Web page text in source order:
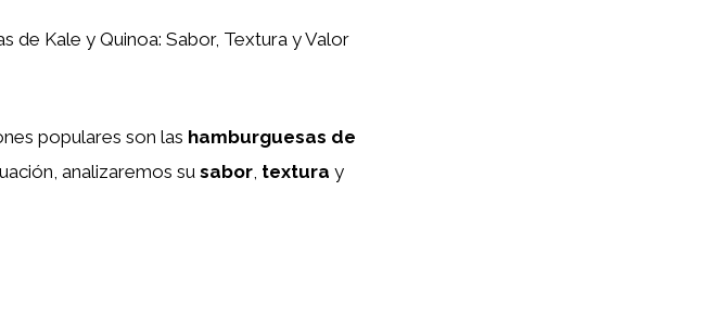
Kale y Quinoa: Sabor, Textura y Valor
populares son las hamburguesas de
analizaremos su sabor textura y